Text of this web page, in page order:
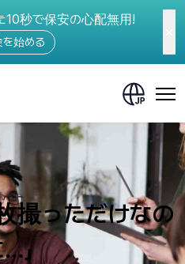
10秒で保安の心配無用!
始める
撮っただけなの
」